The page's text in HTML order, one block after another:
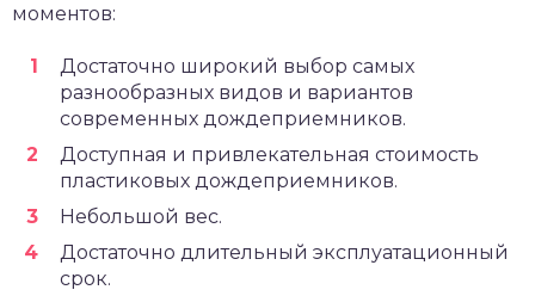
моментов:
Достаточно широкий выбор самых
разнообразных видов и вариантов
современных дождеприемников.
Доступная и привлекательная стоимость
пластиковых дождеприемников.
Небольшой вес.
Достаточно длительный эксплуатационный
срок.